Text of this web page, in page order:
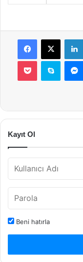
Facebook
X
Pocket Skype
Kayıt Ol
Beni hatırla